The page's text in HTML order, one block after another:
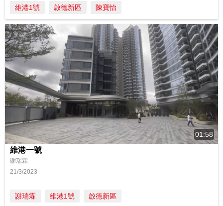
維港1號 啟德新區 陳寶怡
01:58
維港一號
謝瑞霖
21/3/2023
謝瑞霖 維港1號 啟德新區